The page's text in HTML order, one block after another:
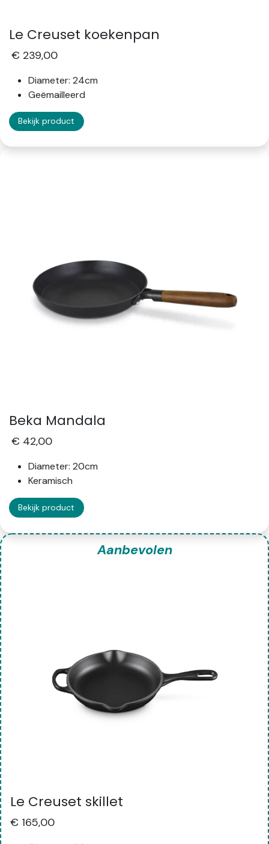
Le Creuset koekenpan
€ 239,00
Diameter: 24cm
Geëmailleerd
Bekijk product
Beka Mandala
€ 42,00
Diameter: 20cm
Keramisch
Bekijk product
Aanbevolen
Le Creuset skillet
€ 165,00